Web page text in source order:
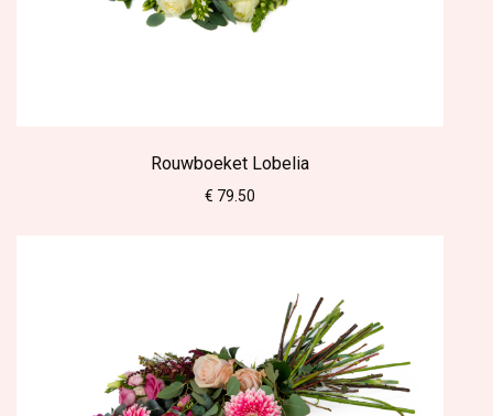
Rouwboeket Lobelia
€ 79.50